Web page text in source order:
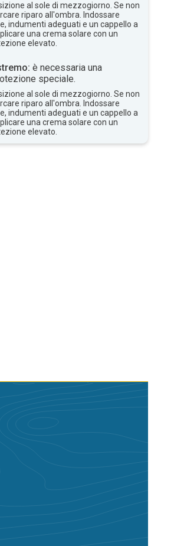
al sole di mezzogiorno. Se non
riparo all'ombra. Indossare
indumenti adeguati e un cappello a
una crema solare con un
elevato.
è necessaria una
speciale.
al sole di mezzogiorno. Se non
riparo all'ombra. Indossare
indumenti adeguati e un cappello a
una crema solare con un
elevato.